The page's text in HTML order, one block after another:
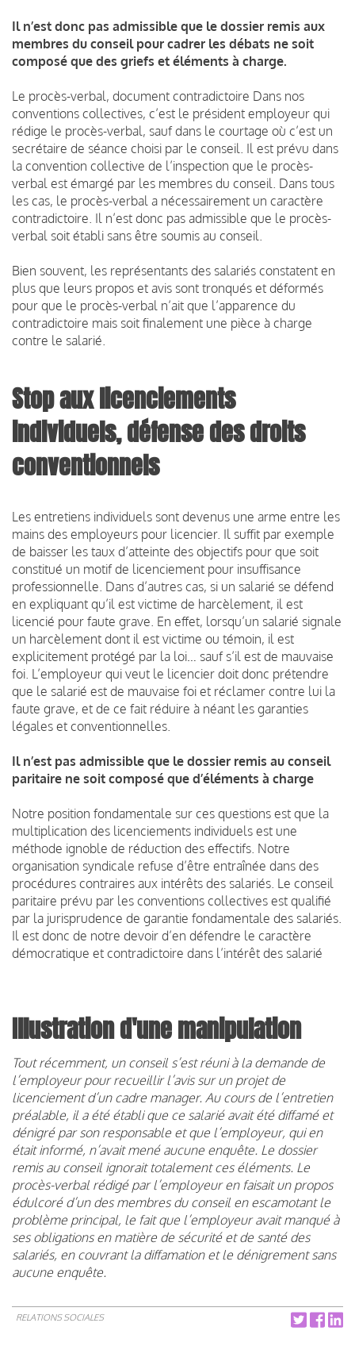
Il n’est donc pas admissible que le dossier remis aux
membres du conseil pour cadrer les débats ne soit
composé que des griefs et éléments à charge.
Le procès-verbal, document contradictoire Dans nos
conventions collectives, c’est le président employeur qui
rédige le procès-verbal, sauf dans le courtage où c’est un
secrétaire de séance choisi par le conseil. Il est prévu dans
la convention collective de l’inspection que le procès-
verbal est émargé par les membres du conseil. Dans tous
les cas, le procès-verbal a nécessairement un caractère
contradictoire. Il n’est donc pas admissible que le procès-
verbal soit établi sans être soumis au conseil.
Bien souvent, les représentants des salariés constatent en
plus que leurs propos et avis sont tronqués et déformés
pour que le procès-verbal n’ait que l’apparence du
contradictoire mais soit finalement une pièce à charge
contre le salarié.
Stop aux licenciements
individuels, défense des droits
conventionnels
Les entretiens individuels sont devenus une arme entre les
mains des employeurs pour licencier. Il suffit par exemple
de baisser les taux d’atteinte des objectifs pour que soit
constitué un motif de licenciement pour insuffisance
professionnelle. Dans d’autres cas, si un salarié se défend
en expliquant qu’il est victime de harcèlement, il est
licencié pour faute grave. En effet, lorsqu’un salarié signale
un harcèlement dont il est victime ou témoin, il est
explicitement protégé par la loi… sauf s’il est de mauvaise
foi. L’employeur qui veut le licencier doit donc prétendre
que le salarié est de mauvaise foi et réclamer contre lui la
faute grave, et de ce fait réduire à néant les garanties
légales et conventionnelles.
Il n’est pas admissible que le dossier remis au conseil
paritaire ne soit composé que d’éléments à charge
Notre position fondamentale sur ces questions est que la
multiplication des licenciements individuels est une
méthode ignoble de réduction des effectifs. Notre
organisation syndicale refuse d’être entraînée dans des
procédures contraires aux intérêts des salariés. Le conseil
paritaire prévu par les conventions collectives est qualifié
par la jurisprudence de garantie fondamentale des salariés.
Il est donc de notre devoir d’en défendre le caractère
démocratique et contradictoire dans l’intérêt des salarié
Illustration d'une manipulation
Tout récemment, un conseil s’est réuni à la demande de
l’employeur pour recueillir l’avis sur un projet de
licenciement d’un cadre manager. Au cours de l’entretien
préalable, il a été établi que ce salarié avait été diffamé et
dénigré par son responsable et que l’employeur, qui en
était informé, n’avait mené aucune enquête. Le dossier
remis au conseil ignorait totalement ces éléments. Le
procès-verbal rédigé par l’employeur en faisait un propos
édulcoré d’un des membres du conseil en escamotant le
problème principal, le fait que l’employeur avait manqué à
ses obligations en matière de sécurité et de santé des
salariés, en couvrant la diffamation et le dénigrement sans
aucune enquête.
RELATIONS SOCIALES